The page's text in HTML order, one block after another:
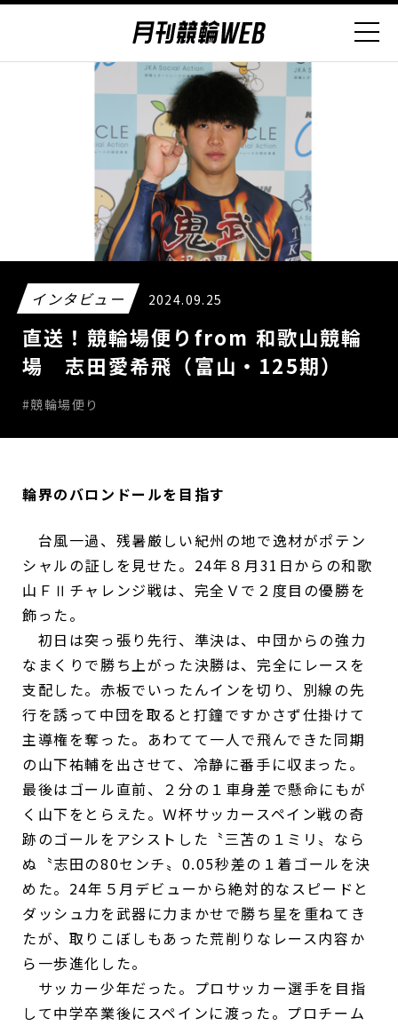
インタビュー 2024.09.25
直送！競輪場便りfrom 和歌山競輪
場 志田愛希飛（富山・125期）
#競輪場便り
輪界のバロンドールを目指す
台風一過、残暑厳しい紀州の地で逸材がポテン
シャルの証しを見せた。24年８月31日からの和歌
山ＦⅡチャレンジ戦は、完全Ｖで２度目の優勝を
飾った。
初日は突っ張り先行、準決は、中団からの強力
なまくりで勝ち上がった決勝は、完全にレースを
支配した。赤板でいったんインを切り、別線の先
行を誘って中団を取ると打鐘ですかさず仕掛けて
主導権を奪った。あわてて一人で飛んできた同期
の山下祐輔を出させて、冷静に番手に収まった。
最後はゴール直前、２分の１車身差で懸命にもが
く山下をとらえた。Ｗ杯サッカースペイン戦の奇
跡のゴールをアシストした〝三苫の１ミリ〟なら
ぬ〝志田の80センチ〟0.05秒差の１着ゴールを決
めた。24年５月デビューから絶対的なスピードと
ダッシュ力を武器に力まかせで勝ち星を重ねてき
たが、取りこぼしもあった荒削りなレース内容か
ら一歩進化した。
サッカー少年だった。プロサッカー選手を目指
して中学卒業後にスペインに渡った。プロチーム